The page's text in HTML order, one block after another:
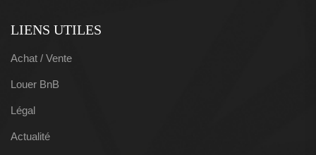
LIENS UTILES
Achat / Vente
Louer BnB
Légal
Actualité